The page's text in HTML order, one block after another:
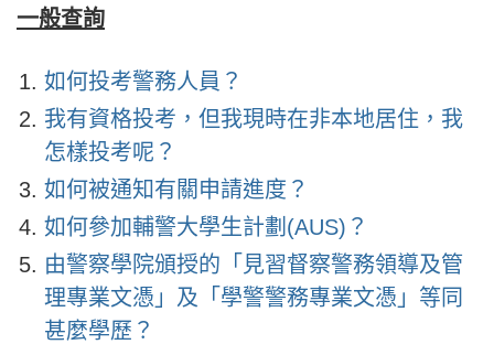
一般查詢
如何投考警務人員？
我有資格投考，但我現時在非本地居住，我
怎樣投考呢？
如何被通知有關申請進度？
如何參加輔警大學生計劃(AUS)？
由警察學院頒授的「見習督察警務領導及管
理專業文憑」及「學警警務專業文憑」等同
甚麼學歷？